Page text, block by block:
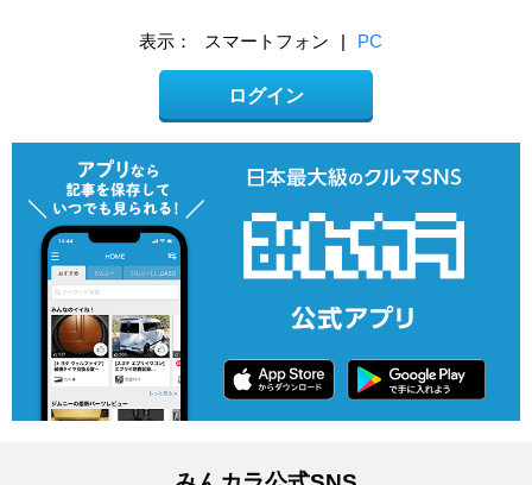
表示： スマートフォン | PC
ログイン